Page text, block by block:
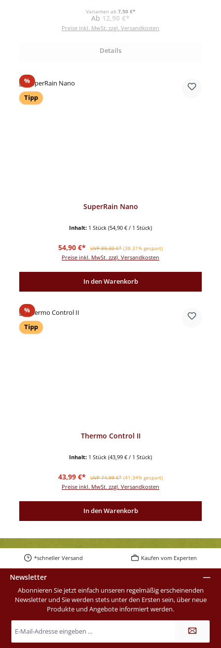
Varianten ab 7,50 €*
Regulärer Preis:
Ab 12,90 €*
Preise inkl. MwSt. zzgl. Versandkosten
Details
%Rabatt
Tipp
SuperRain Nano
Inhalt: 1 Stück (54,90 € / 1 Stück)
Verkaufspreis:
54,90 €* Regulärer Preis:
UVP 89,00 €* (38.31% gespart)
Preise inkl. MwSt. zzgl. Versandkosten
In den Warenkorb
%Rabatt
Tipp
Thermo Control II
Inhalt: 1 Stück (43,99 € / 1 Stück)
Verkaufspreis:
43,99 €* Regulärer Preis:
UVP 74,99 €* (41.34% gespart)
Preise inkl. MwSt. zzgl. Versandkosten
In den Warenkorb
*schneller Versand Kaufen vom Experten
Newsletter
Abonnieren Sie jetzt einfach unseren regelmäßig erscheinenden
Newsletter und Sie werden stets unter den Ersten sein, über neue
Produkte und Angebote informiert werden.
E-
Mail-